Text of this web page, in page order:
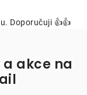
Doporučuji 👍👍
akce na